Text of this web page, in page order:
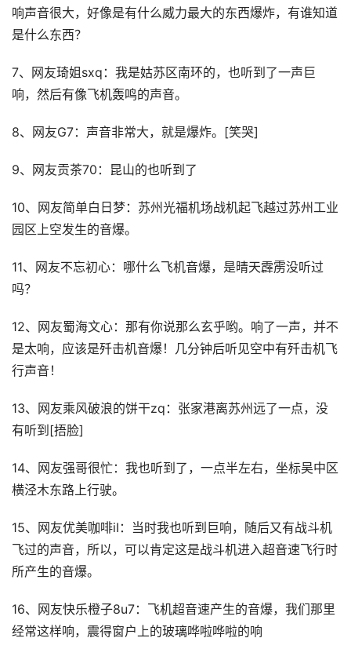
响声音很大，好像是有什么威力最大的东西爆炸，有谁知道
是什么东西？
7、网友琦姐sxq：我是姑苏区南环的，也听到了一声巨
响，然后有像飞机轰鸣的声音。
8、网友G7：声音非常大，就是爆炸。[笑哭]
9、网友贡茶70：昆山的也听到了
10、网友简单白日梦：苏州光福机场战机起飞越过苏州工业
园区上空发生的音爆。
11、网友不忘初心：哪什么飞机音爆，是晴天霹雳没听过
吗？
12、网友蜀海文心：那有你说那么玄乎哟。响了一声，并不
是太响，应该是歼击机音爆！几分钟后听见空中有歼击机飞
行声音！
13、网友乘风破浪的饼干zq：张家港离苏州远了一点，没
有听到[捂脸]
14、网友强哥很忙：我也听到了，一点半左右，坐标吴中区
横泾木东路上行驶。
15、网友优美咖啡iI：当时我也听到巨响，随后又有战斗机
飞过的声音，所以，可以肯定这是战斗机进入超音速飞行时
所产生的音爆。
16、网友快乐橙子8u7：飞机超音速产生的音爆，我们那里
经常这样响，震得窗户上的玻璃哗啦哗啦的响